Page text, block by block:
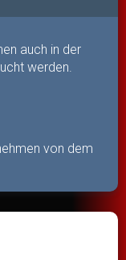
auch in der
werden.
von dem